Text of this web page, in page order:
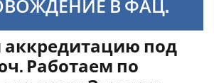
В ФАЦ.
аккредитацию под
Работаем по